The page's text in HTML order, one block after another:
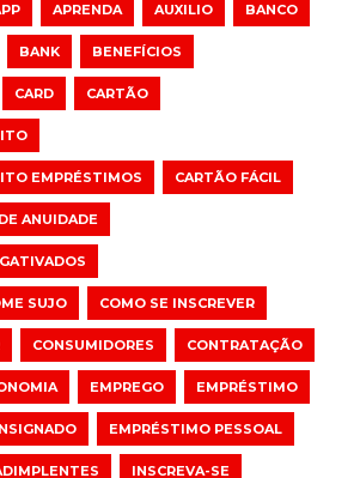
APRENDA AUXILIO BANCO
BANK BENEFÍCIOS
CARD CARTÃO
EMPRÉSTIMOS CARTÃO FÁCIL
ANUIDADE
SUJO COMO SE INSCREVER
CONSUMIDORES CONTRATAÇÃO
EMPREGO EMPRÉSTIMO
EMPRÉSTIMO PESSOAL
INSCREVA-SE